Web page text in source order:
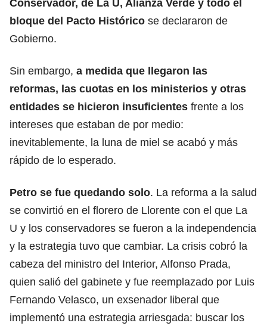
Conservador, de La U, Alianza Verde y todo el
bloque del Pacto Histórico se declararon de
Gobierno.
Sin embargo, a medida que llegaron las
reformas, las cuotas en los ministerios y otras
entidades se hicieron insuficientes frente a los
intereses que estaban de por medio:
inevitablemente, la luna de miel se acabó y más
rápido de lo esperado.
Petro se fue quedando solo. La reforma a la salud
se convirtió en el florero de Llorente con el que La
U y los conservadores se fueron a la independencia
y la estrategia tuvo que cambiar. La crisis cobró la
cabeza del ministro del Interior, Alfonso Prada,
quien salió del gabinete y fue reemplazado por Luis
Fernando Velasco, un exsenador liberal que
implementó una estrategia arriesgada: buscar los